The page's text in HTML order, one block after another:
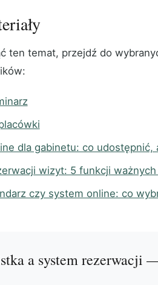
ten temat, przejdź do
dla gabinetu: co
wizyt: 5 funkcji
czy system online: co
a system rezerwacji